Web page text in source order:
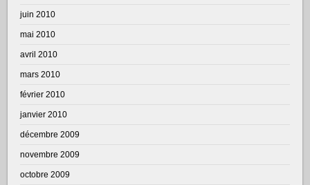
juin 2010
mai 2010
avril 2010
mars 2010
février 2010
janvier 2010
décembre 2009
novembre 2009
octobre 2009